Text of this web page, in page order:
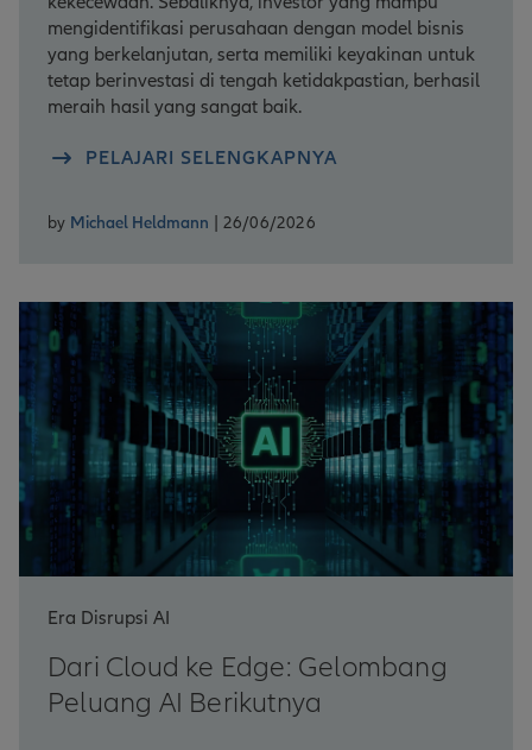
mengidentifikasi perusahaan dengan model bisnis
yang berkelanjutan, serta memiliki keyakinan untuk
tetap berinvestasi di tengah ketidakpastian, berhasil
meraih hasil yang sangat baik.
PELAJARI SELENGKAPNYA
by Michael Heldmann | 26/06/2026
Era Disrupsi AI
Dari Cloud ke Edge: Gelombang
Peluang AI Berikutnya